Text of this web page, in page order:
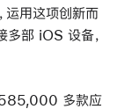
用这项创新而
多部 iOS 设备，
多款应